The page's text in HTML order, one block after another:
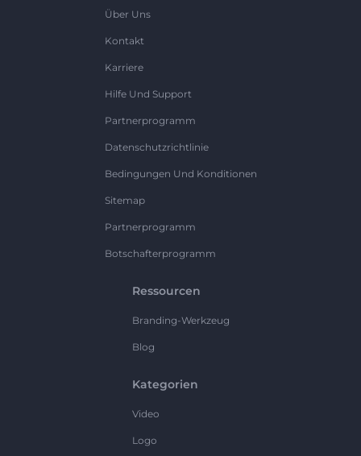
Über Uns
Kontakt
Karriere
Hilfe Und Support
Partnerprogramm
Datenschutzrichtlinie
Bedingungen Und Konditionen
Sitemap
Partnerprogramm
Botschafterprogramm
Ressourcen
Branding-Werkzeug
Blog
Kategorien
Video
Logo